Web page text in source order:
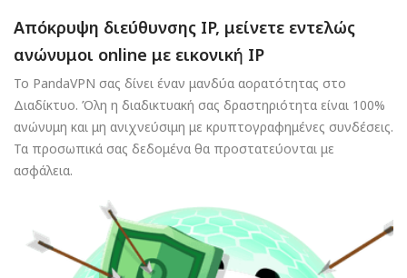
Απόκρυψη διεύθυνσης IP, μείνετε εντελώς
ανώνυμοι online με εικονική IP
Το PandaVPN σας δίνει έναν μανδύα αορατότητας στο
Διαδίκτυο. Όλη η διαδικτυακή σας δραστηριότητα είναι 100%
ανώνυμη και μη ανιχνεύσιμη με κρυπτογραφημένες συνδέσεις.
Τα προσωπικά σας δεδομένα θα προστατεύονται με
ασφάλεια.